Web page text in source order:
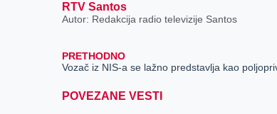
RTV Santos
Autor: Redakcija radio televizije Santos
PRETHODNO
POVEZANE VESTI